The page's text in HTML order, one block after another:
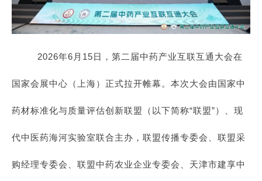
2026年6月15日，第二届中药产业互联互通大会在
国家会展中心（上海）正式拉开帷幕。本次大会由国家中
药材标准化与质量评估创新联盟（以下简称“联盟”）、现
代中医药海河实验室联合主办，联盟传播专委会、联盟采
购经理专委会、联盟中药农业企业专委会、天津市建享中